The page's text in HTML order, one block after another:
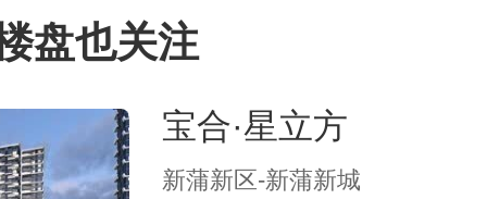
盘也关注
宝合·星立方
新蒲新区-新蒲新城